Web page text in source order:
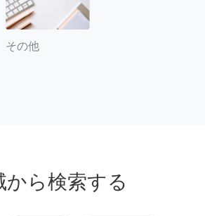
その他
から検索する